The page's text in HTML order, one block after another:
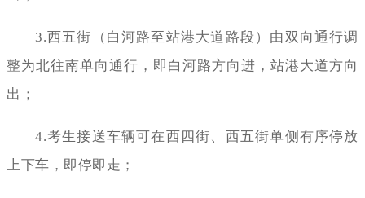
3.西五街（白河路至站港大道路段）由双向通行调
整为北往南单向通行，即白河路方向进，站港大道方向
出；
4.考生接送车辆可在西四街、西五街单侧有序停放
上下车，即停即走；